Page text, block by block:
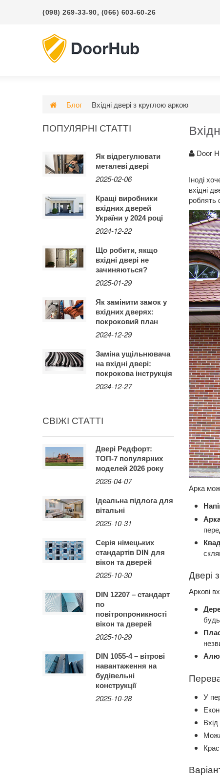
(098) 269-33-90, (066) 603-60-26
Блог Вхідні двері з круглою аркою
Door
Іноді
вхідні
роблять
Арка
Двері
Аркові
У
ПОПУЛЯРНІ СТАТТІ
Як відрегулювати
металеві двері
2025-02-06
Кращі виробники
вхідних дверей
України у 2024 році
2024-12-22
Що робити, якщо
вхідні двері не
зачиняються?
2025-01-29
Як замінити замок у
вхідних дверях:
покроковий план
2024-12-29
Заміна ущільнювача
на вхідні двері:
покрокова інструкція
2024-12-27
СВІЖІ СТАТТІ
Двері Редфорт:
ТОП-7 популярних
моделей 2026 року
2026-04-07
Ідеальна підлога для
вітальні
2025-10-31
Серія німецьких
стандартів DIN для
вікон та дверей
2025-10-30
DIN 12207 – стандарт
по
повітропроникності
вікон та дверей
2025-10-29
DIN 1055-4 – вітрові
навантаження на
будівельні
конструкції
2025-10-28